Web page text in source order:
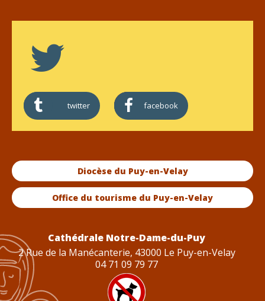
twitter facebook
Diocèse du Puy-en-Velay
Office du tourisme du Puy-en-Velay
Cathédrale Notre-Dame-du-Puy
2 Rue de la Manécanterie, 43000 Le Puy-en-Velay
04 71 09 79 77